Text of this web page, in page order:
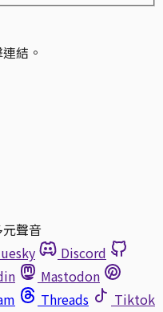
結。
聲音
Discord
Mastodon
Threads
Tiktok